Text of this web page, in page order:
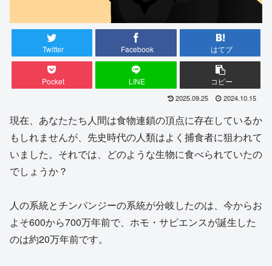
Twitter Facebook はてブ
Pocket LINE コピー
2025.09.25 2024.10.15
現在、あなたたち人間は食物連鎖の頂点に存在しているか
もしれませんが、先史時代の人類はよく捕食者に狙われて
いました。それでは、どのような生物に食べられていたの
でしょうか？
人の系統とチンパンジーの系統が分岐したのは、今からお
よそ600から700万年前で、ホモ・サピエンスが誕生した
のは約20万年前です。